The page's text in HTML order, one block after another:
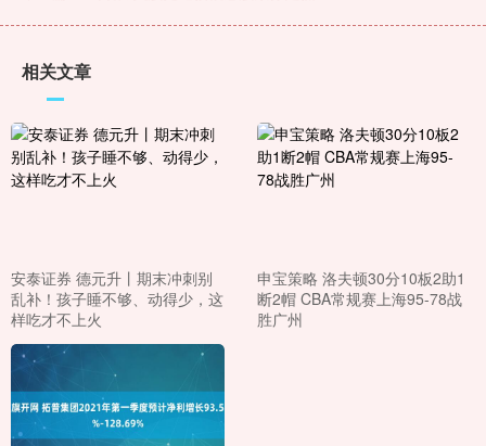
相关文章
安泰证券 德元升丨期末冲刺别
乱补！孩子睡不够、动得少，这
样吃才不上火
申宝策略 洛夫顿30分10板2助1
断2帽 CBA常规赛上海95-78战
胜广州